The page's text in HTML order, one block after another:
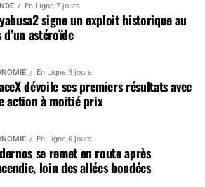
En Ligne 7 jours
signe un exploit historique au
d’un astéroïde
En Ligne 3 jours
dévoile ses premiers résultats avec
action à moitié prix
En Ligne 6 jours
se remet en route après
loin des allées bondées